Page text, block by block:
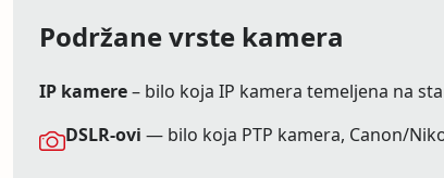
Podržane vrste kamera
IP kamere– bilo koja IP kamera temeljena na
DSLR-ovi — bilo koja PTP kamera, Canon/